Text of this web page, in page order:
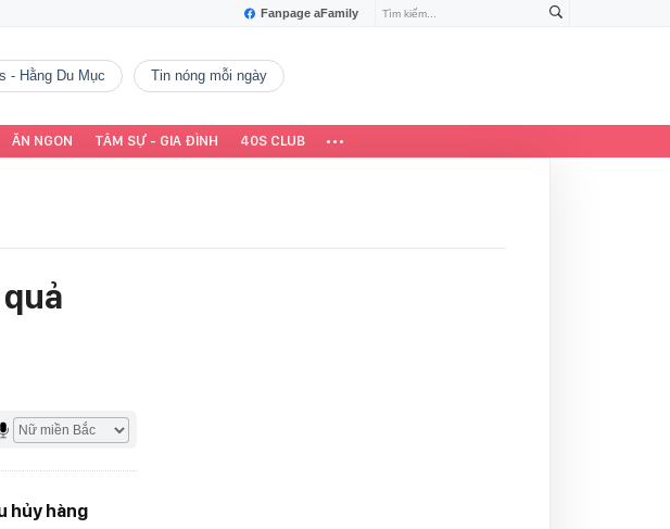
Fanpage aFamily
- Hằng Du Mục tin nóng mỗi ngày
ĂN NGON TÂM SỰ - GIA ĐÌNH 40S CLUB
hủy hàng